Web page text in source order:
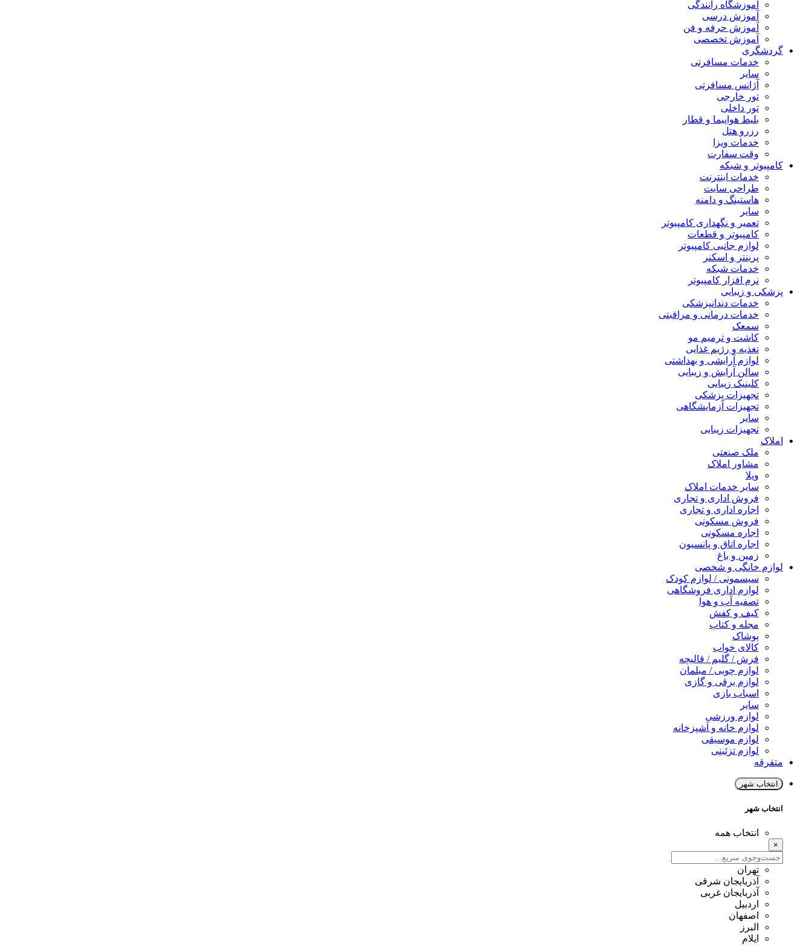
آموزشگاه رانندگی
آموزش درسی
آموزش حرفه و فن
آموزش تخصصی
گردشگری
خدمات مسافرتی
سایر
آژانس مسافرتی
تور خارجی
تور داخلی
بلیط هواپیما و قطار
رزرو هتل
خدمات ویزا
وقت سفارت
کامپیوتر و شبکه
خدمات اینترنت
طراحی سایت
هاستینگ و دامنه
سایر
تعمیر و نگهداری کامپیوتر
کامپیوتر و قطعات
لوازم جانبی کامپیوتر
پرینتر و اسکنر
خدمات شبکه
نرم افزار کامپیوتر
پزشکی و زیبایی
خدمات دندانپزشکی
خدمات درمانی و مراقبتی
سمعک
کاشت و ترمیم مو
تغذیه و رژیم غذایی
لوازم آرایشی و بهداشتی
سالن آرایش و زیبایی
کلینیک زیبایی
تجهیزات پزشکی
تجهیزات آزمایشگاهی
سایر
تجهیزات زیبایی
املاک
ملک صنعتی
مشاور املاک
ویلا
سایر خدمات املاک
فروش اداری و تجاری
اجاره اداری و تجاری
فروش مسکونی
اجاره مسکونی
اجاره اتاق و پانسیون
زمین و باغ
لوازم خانگی و شخصی
سیسمونی / لوازم کودک
لوازم اداری فروشگاهی
تصفیه آب و هوا
کیف و کفش
مجله و کتاب
پوشاک
کالای خواب
فرش / گلیم / قالیچه
لوازم چوبی / مبلمان
لوازم برقی و گازی
اسباب بازی
سایر
لوازم ورزشی
لوازم خانه و آشپزخانه
لوازم موسیقی
لوازم تزئینی
متفرقه
انتخاب شهر
انتخاب شهر
انتخاب همه
×
تهران
آذربایجان شرقی
آذربایجان غربی
اردبیل
اصفهان
البرز
ایلام